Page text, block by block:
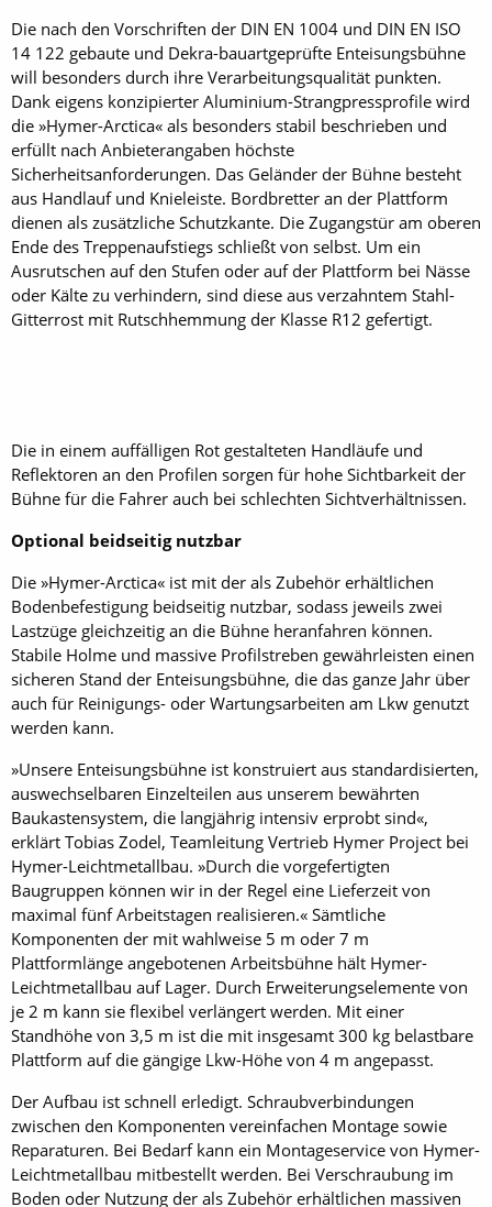
Die nach den Vorschriften der DIN EN 1004 und DIN EN ISO
14 122 gebaute und Dekra-bauartgeprüfte Enteisungsbühne
will besonders durch ihre Verarbeitungsqualität punkten.
Dank eigens konzipierter Aluminium-Strangpressprofile wird
die »Hymer-Arctica« als besonders stabil beschrieben und
erfüllt nach Anbieterangaben höchste
Sicherheitsanforderungen. Das Geländer der Bühne besteht
aus Handlauf und Knieleiste. Bordbretter an der Plattform
dienen als zusätzliche Schutzkante. Die Zugangstür am oberen
Ende des Treppenaufstiegs schließt von selbst. Um ein
Ausrutschen auf den Stufen oder auf der Plattform bei Nässe
oder Kälte zu verhindern, sind diese aus verzahntem Stahl-
Gitterrost mit Rutschhemmung der Klasse R12 gefertigt.
Die in einem auffälligen Rot gestalteten Handläufe und
Reflektoren an den Profilen sorgen für hohe Sichtbarkeit der
Bühne für die Fahrer auch bei schlechten Sichtverhältnissen.
Optional beidseitig nutzbar
Die »Hymer-Arctica« ist mit der als Zubehör erhältlichen
Bodenbefestigung beidseitig nutzbar, sodass jeweils zwei
Lastzüge gleichzeitig an die Bühne heranfahren können.
Stabile Holme und massive Profilstreben gewährleisten einen
sicheren Stand der Enteisungsbühne, die das ganze Jahr über
auch für Reinigungs- oder Wartungsarbeiten am Lkw genutzt
werden kann.
»Unsere Enteisungsbühne ist konstruiert aus standardisierten,
auswechselbaren Einzelteilen aus unserem bewährten
Baukastensystem, die langjährig intensiv erprobt sind«,
erklärt Tobias Zodel, Teamleitung Vertrieb Hymer Project bei
Hymer-Leichtmetallbau. »Durch die vorgefertigten
Baugruppen können wir in der Regel eine Lieferzeit von
maximal fünf Arbeitstagen realisieren.« Sämtliche
Komponenten der mit wahlweise 5 m oder 7 m
Plattformlänge angebotenen Arbeitsbühne hält Hymer-
Leichtmetallbau auf Lager. Durch Erweiterungselemente von
je 2 m kann sie flexibel verlängert werden. Mit einer
Standhöhe von 3,5 m ist die mit insgesamt 300 kg belastbare
Plattform auf die gängige Lkw-Höhe von 4 m angepasst.
Der Aufbau ist schnell erledigt. Schraubverbindungen
zwischen den Komponenten vereinfachen Montage sowie
Reparaturen. Bei Bedarf kann ein Montageservice von Hymer-
Leichtmetallbau mitbestellt werden. Bei Verschraubung im
Boden oder Nutzung der als Zubehör erhältlichen massiven